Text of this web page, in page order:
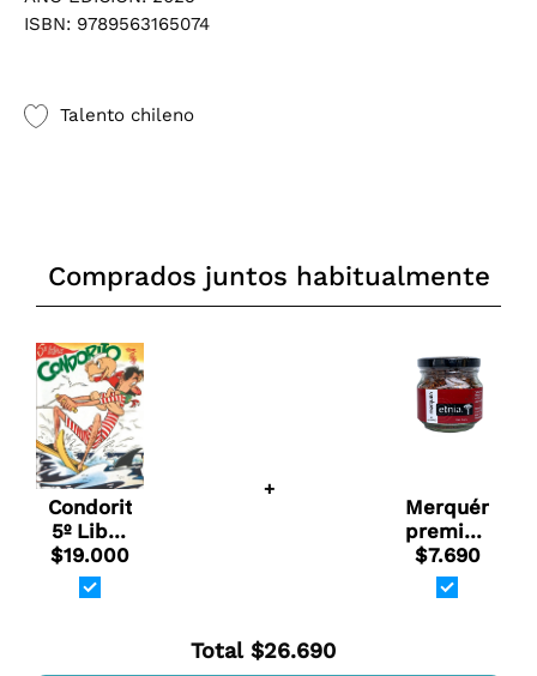
ISBN: 9789563165074
Talento chileno
Comprados juntos habitualmente
Condorito
5º Libro
1959
Edicion
Facsimilar
$19.000
+
Merquén
premium
Etnia
75grs
$7.690
Total $26.690